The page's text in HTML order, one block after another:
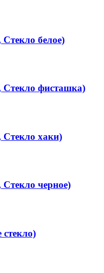
белое)
фисташка)
хаки)
черное)